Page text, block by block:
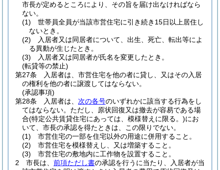
市長が定めるところにより、その旨を届け出なければなら
ない。
(1)
世帯員全員が当該市営住宅に引き続き15日以上居住し
ないとき。
(2)
入居者又は同居者について、出生、死亡、転出等によ
る異動が生じたとき。
(3)
入居者又は同居者が氏名を変更したとき。
(転貸等の禁止)
第27条
入居者は、市営住宅を他の者に貸し、又はその入居
の権利を他の者に譲渡してはならない。
(承認事項)
第28条
入居者は、 次の各号のいずれかに該当する行為をし
てはならない。 ただし、原状回復又は撤去が容易である場
合(特定公共賃貸住宅にあっては、模様替えに限る。)にお
いて、市長の承認を得たときは、この限りでない。
(1)
市営住宅の一部を住宅以外の用途に併用すること。
(2)
市営住宅を模様替えし、又は増築すること。
(3)
市営住宅の敷地内に工作物を設置すること。
2
市長は、 前項ただし書の承認を行うに当たり、入居者が当